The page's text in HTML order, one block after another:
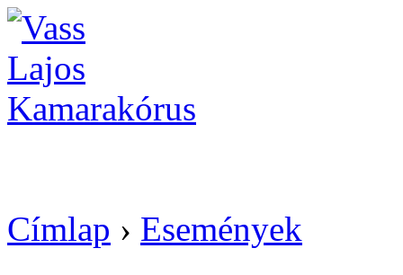
Címlap › Események